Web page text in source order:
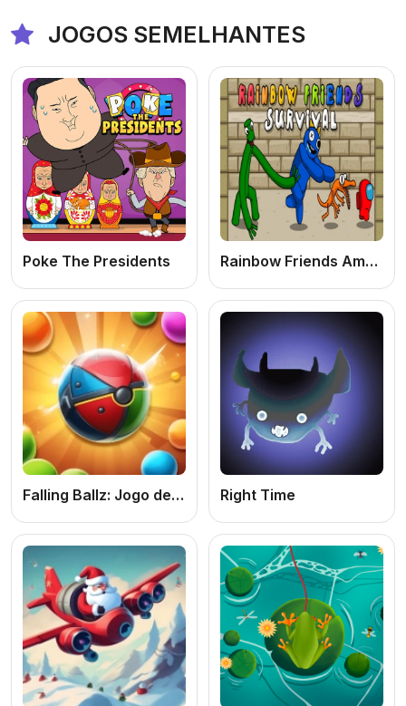
JOGOS SEMELHANTES
Poke The Presidents Rainbow Friends Among Survival Adventures: Jogo de Arcade Online Grátis
Falling Ballz: Jogo de Quebrar Blocos Online Grátis com Física e Precisão Right Time